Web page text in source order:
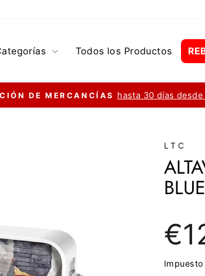
Todos los Productos
diapositivas
DE MERCANCÍAS hasta 30 días
LTC
regular